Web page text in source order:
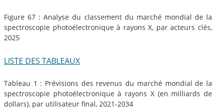
Figure 67 : Analyse du classement du marché mondial de la
spectroscopie photoélectronique à rayons X, par acteurs clés,
2025
LISTE DES TABLEAUX
Tableau 1 : Prévisions des revenus du marché mondial de la
spectroscopie photoélectronique à rayons X (en milliards de
dollars), par utilisateur final, 2021-2034